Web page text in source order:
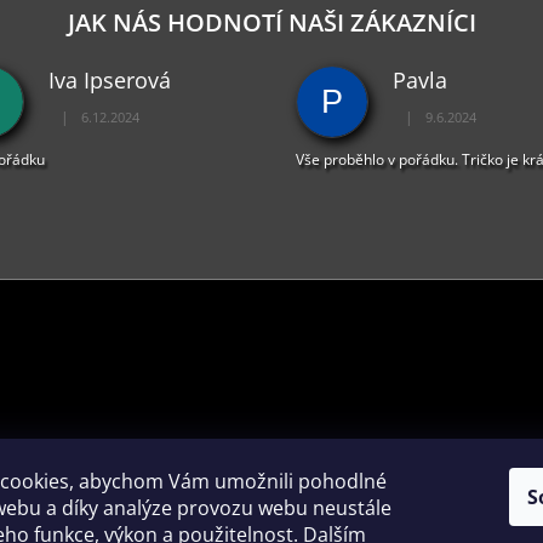
abychom Vám umožnili pohodlné
a díky analýze provozu webu neustále
funkce, výkon a použitelnost. Dalším
D
A
I
JAK NÁS HODNOTÍ NAŠI ZÁKAZNÍCI
Iva Ipserová
Hodnocení obchodu je 5 z 5 hvězdiček.
| 6.12.2024 P
Pavla
Hodnocení obchodu
| 9.6.2024
Vše proběhlo v pořádku. Tričko je